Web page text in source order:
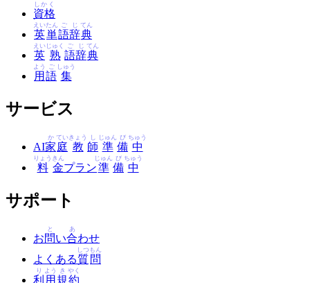
資格
しかく
英
えい
単
たん
語
ご
辞
じ
典
てん
英
えい
熟
じゅく
語
ご
辞
じ
典
てん
用
よう
語
ご
集
しゅう
サービス
AI家
か
庭
てい
教
きょう
師
し
準
じゅん
備
び
中
ちゅう
料
りょう
金
きん
プラン準
じゅん
備
び
中
ちゅう
サポート
お問
と
い合
あ
わせ
よくある質
しつ
問
もん
利
り
用
よう
規
き
約
やく